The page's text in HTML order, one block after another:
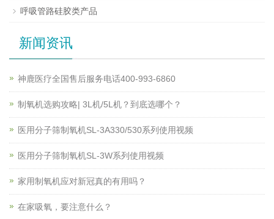
呼吸管路硅胶类产品
新闻资讯
神鹿医疗全国售后服务电话400-993-6860
制氧机选购攻略| 3L机/5L机？到底选哪个？
医用分子筛制氧机SL-3A330/530系列使用视频
医用分子筛制氧机SL-3W系列使用视频
家用制氧机应对新冠真的有用吗？
在家吸氧，要注意什么？